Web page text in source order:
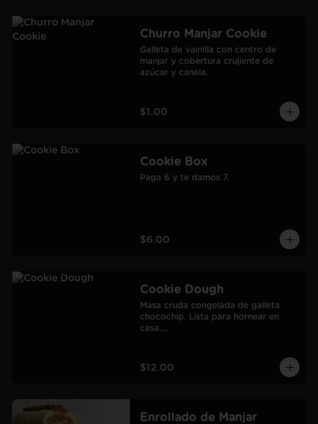
Churro Manjar Cookie
Galleta de vainilla con centro de
manjar y cobertura crujiente de
azúcar y canela.
$1.00
Cookie Box
Paga 6 y te damos 7.
$6.00
Cookie Dough
Masa cruda congelada de galleta
chocochip. Lista para hornear en
casa.
60 galletas pequeñas.
$12.00
Enrollado de Manjar